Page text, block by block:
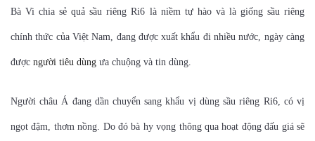
Bà Vi chia sẻ quả sầu riêng Ri6 là niềm tự hào và là giống sầu riêng
chính thức của Việt Nam, đang được xuất khẩu đi nhiều nước, ngày càng
được người tiêu dùng ưa chuộng và tin dùng.
Người châu Á đang dần chuyển sang khẩu vị dùng sầu riêng Ri6, có vị
ngọt đậm, thơm nồng. Do đó bà hy vọng thông qua hoạt động đấu giá sẽ